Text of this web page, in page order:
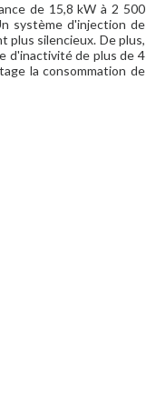
de 15,8 kW à 2 500
système d'injection de
plus silencieux. De plus,
d'inactivité de plus de 4
la consommation de